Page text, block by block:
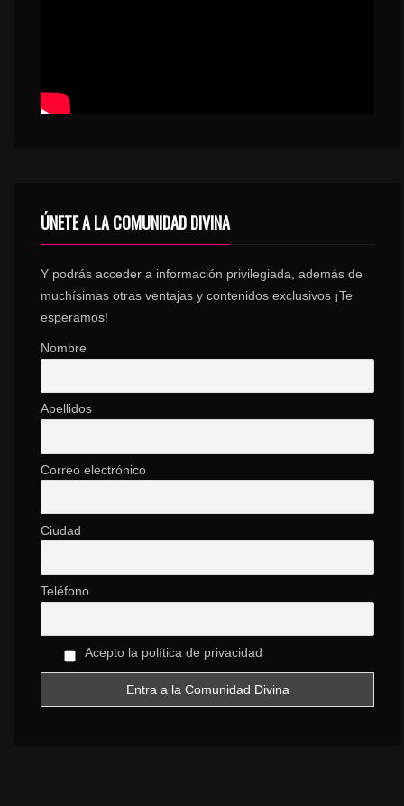
ÚNETE A LA COMUNIDAD DIVINA
Y podrás acceder a información privilegiada, además de
muchísimas otras ventajas y contenidos exclusivos ¡Te
esperamos!
Nombre
Apellidos
Correo electrónico
Ciudad
Teléfono
Acepto la política de privacidad